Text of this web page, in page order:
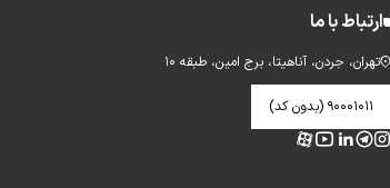
ارتباط با ما
تهران، جردن، آناهیتا، برج امین، طبقه ۱۰
۹۰۰۰۱۰۱۱ (بدون کد)